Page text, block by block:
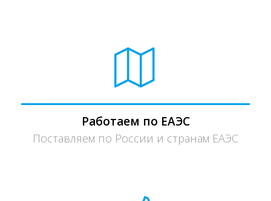
Работаем по ЕАЭС
Поставляем по России и странам ЕАЭС